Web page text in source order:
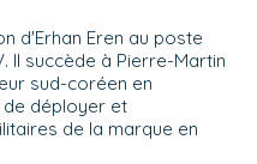
d'Erhan Eren au poste
Il succède à Pierre-Martin
sud-coréen en
de déployer et
de la marque en